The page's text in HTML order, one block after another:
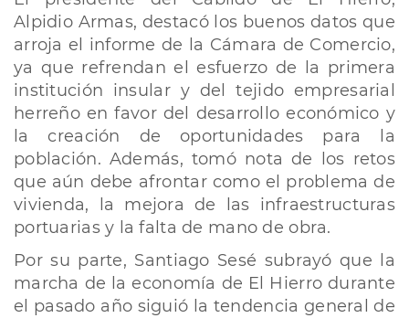
Alpidio Armas, destacó los buenos datos que
arroja el informe de la Cámara de Comercio,
ya que refrendan el esfuerzo de la primera
institución insular y del tejido empresarial
herreño en favor del desarrollo económico y
la creación de oportunidades para la
población. Además, tomó nota de los retos
que aún debe afrontar como el problema de
vivienda, la mejora de las infraestructuras
portuarias y la falta de mano de obra.
Por su parte, Santiago Sesé subrayó que la
marcha de la economía de El Hierro durante
el pasado año siguió la tendencia general de